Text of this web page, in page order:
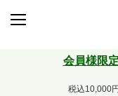
会員様限
税込10,000